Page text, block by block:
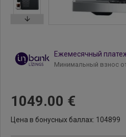
1049.00 €
Цена в бонусных баллах: 104899
Ежемесячный
Минимальный взнос